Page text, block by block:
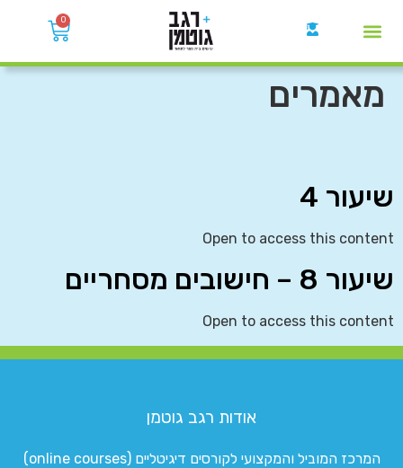
0
מאמרים
שיעור 4
Open to access this content
שיעור 8 – חישובים מסחריים
Open to access this content
אודות רגב גוטמן
המרכז המוביל והמקצועי לקורסים דיגיטליים (online courses)